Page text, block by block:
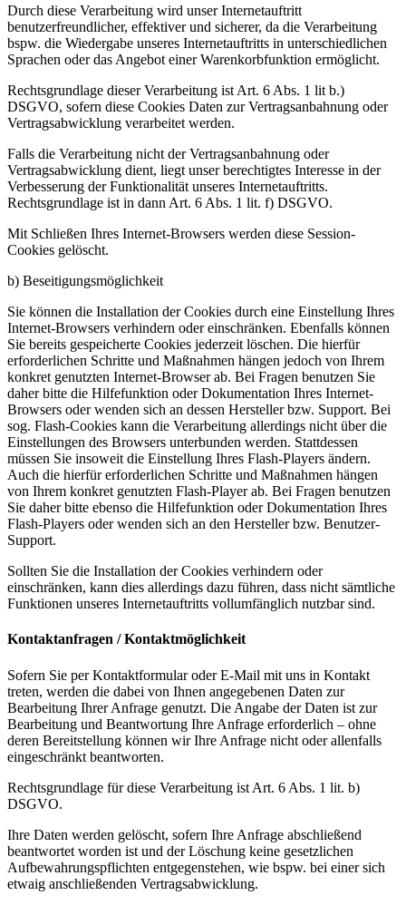
Durch diese Verarbeitung wird unser Internetauftritt
benutzerfreundlicher, effektiver und sicherer, da die Verarbeitung
bspw. die Wiedergabe unseres Internetauftritts in unterschiedlichen
Sprachen oder das Angebot einer Warenkorbfunktion ermöglicht.
Rechtsgrundlage dieser Verarbeitung ist Art. 6 Abs. 1 lit b.)
DSGVO, sofern diese Cookies Daten zur Vertragsanbahnung oder
Vertragsabwicklung verarbeitet werden.
Falls die Verarbeitung nicht der Vertragsanbahnung oder
Vertragsabwicklung dient, liegt unser berechtigtes Interesse in der
Verbesserung der Funktionalität unseres Internetauftritts.
Rechtsgrundlage ist in dann Art. 6 Abs. 1 lit. f) DSGVO.
Mit Schließen Ihres Internet-Browsers werden diese Session-
Cookies gelöscht.
b) Beseitigungsmöglichkeit
Sie können die Installation der Cookies durch eine Einstellung Ihres
Internet-Browsers verhindern oder einschränken. Ebenfalls können
Sie bereits gespeicherte Cookies jederzeit löschen. Die hierfür
erforderlichen Schritte und Maßnahmen hängen jedoch von Ihrem
konkret genutzten Internet-Browser ab. Bei Fragen benutzen Sie
daher bitte die Hilfefunktion oder Dokumentation Ihres Internet-
Browsers oder wenden sich an dessen Hersteller bzw. Support. Bei
sog. Flash-Cookies kann die Verarbeitung allerdings nicht über die
Einstellungen des Browsers unterbunden werden. Stattdessen
müssen Sie insoweit die Einstellung Ihres Flash-Players ändern.
Auch die hierfür erforderlichen Schritte und Maßnahmen hängen
von Ihrem konkret genutzten Flash-Player ab. Bei Fragen benutzen
Sie daher bitte ebenso die Hilfefunktion oder Dokumentation Ihres
Flash-Players oder wenden sich an den Hersteller bzw. Benutzer-
Support.
Sollten Sie die Installation der Cookies verhindern oder
einschränken, kann dies allerdings dazu führen, dass nicht sämtliche
Funktionen unseres Internetauftritts vollumfänglich nutzbar sind.
Kontaktanfragen / Kontaktmöglichkeit
Sofern Sie per Kontaktformular oder E-Mail mit uns in Kontakt
treten, werden die dabei von Ihnen angegebenen Daten zur
Bearbeitung Ihrer Anfrage genutzt. Die Angabe der Daten ist zur
Bearbeitung und Beantwortung Ihre Anfrage erforderlich – ohne
deren Bereitstellung können wir Ihre Anfrage nicht oder allenfalls
eingeschränkt beantworten.
Rechtsgrundlage für diese Verarbeitung ist Art. 6 Abs. 1 lit. b)
DSGVO.
Ihre Daten werden gelöscht, sofern Ihre Anfrage abschließend
beantwortet worden ist und der Löschung keine gesetzlichen
Aufbewahrungspflichten entgegenstehen, wie bspw. bei einer sich
etwaig anschließenden Vertragsabwicklung.